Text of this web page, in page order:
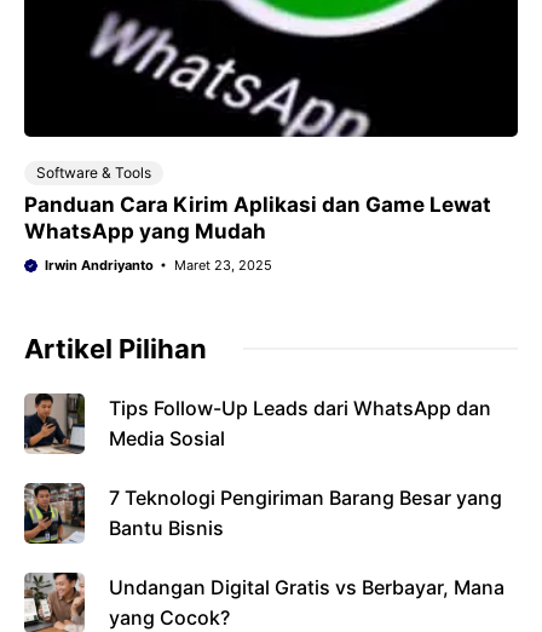
Software & Tools
Panduan Cara Kirim Aplikasi dan Game Lewat
WhatsApp yang Mudah
Irwin Andriyanto Maret 23, 2025
Artikel Pilihan
Tips Follow-Up Leads dari WhatsApp dan
Media Sosial
7 Teknologi Pengiriman Barang Besar yang
Bantu Bisnis
Undangan Digital Gratis vs Berbayar, Mana
yang Cocok?